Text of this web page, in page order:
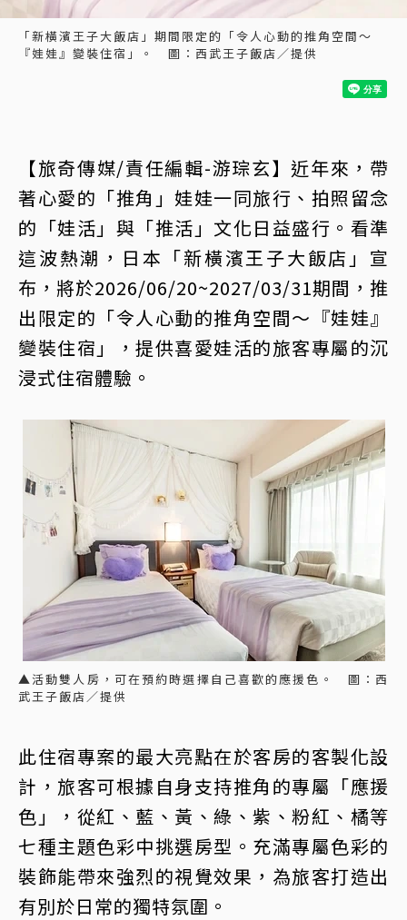
「新橫濱王子大飯店」期間限定的「令人心動的推角空間～
『娃娃』變裝住宿」。 圖：西武王子飯店／提供
【旅奇傳媒/責任編輯-游琮玄】近年來，帶
著心愛的「推角」娃娃一同旅行、拍照留念
的「娃活」與「推活」文化日益盛行。看準
這波熱潮，日本「新橫濱王子大飯店」宣
布，將於2026/06/20~2027/03/31期間，推
出限定的「令人心動的推角空間～『娃娃』
變裝住宿」，提供喜愛娃活的旅客專屬的沉
浸式住宿體驗。
▲活動雙人房，可在預約時選擇自己喜歡的應援色。 圖：西
武王子飯店／提供
此住宿專案的最大亮點在於客房的客製化設
計，旅客可根據自身支持推角的專屬「應援
色」，從紅、藍、黃、綠、紫、粉紅、橘等
七種主題色彩中挑選房型。充滿專屬色彩的
裝飾能帶來強烈的視覺效果，為旅客打造出
有別於日常的獨特氛圍。